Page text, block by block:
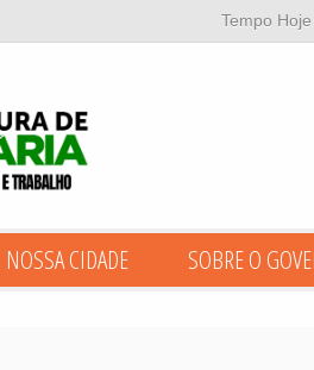
Tempo
NOSSA CIDADE SOBRE O